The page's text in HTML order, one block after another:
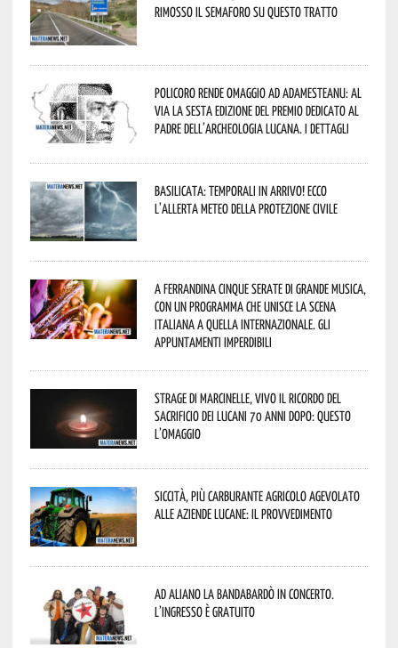
rimosso il semaforo su questo tratto
Policoro rende omaggio ad Adamesteanu: al
via la sesta edizione del Premio dedicato al
padre dell’archeologia lucana. I dettagli
Basilicata: temporali in arrivo! Ecco
l’allerta meteo della Protezione civile
A Ferrandina cinque serate di grande musica,
con un programma che unisce la scena
italiana a quella internazionale. Gli
appuntamenti imperdibili
Strage di Marcinelle, vivo il ricordo del
sacrificio dei lucani 70 anni dopo: questo
l’omaggio
Siccità, più carburante agricolo agevolato
alle aziende lucane: il provvedimento
Ad Aliano la Bandabardò in concerto.
L’ingresso è gratuito